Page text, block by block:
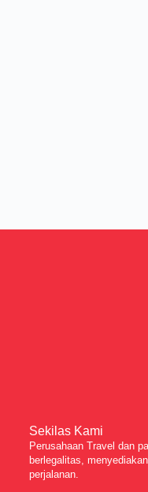
Sekilas Kami
Perusahaan Travel dan
berlegalitas,
perjalanan.